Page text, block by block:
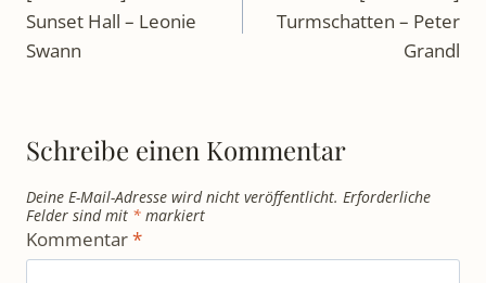
Sunset Hall – Leonie
Swann
Turmschatten – Peter
Grandl
Schreibe einen Kommentar
Deine E-Mail-Adresse wird nicht veröffentlicht. Erforderliche
Felder sind mit * markiert
Kommentar*